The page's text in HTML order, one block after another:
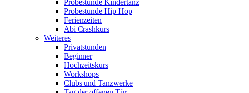
Probestunde Kindertanz
Probestunde Hip Hop
Ferienzeiten
Abi Crashkurs
Weiteres
Privatstunden
Beginner
Hochzeitskurs
Workshops
Clubs und Tanzwerke